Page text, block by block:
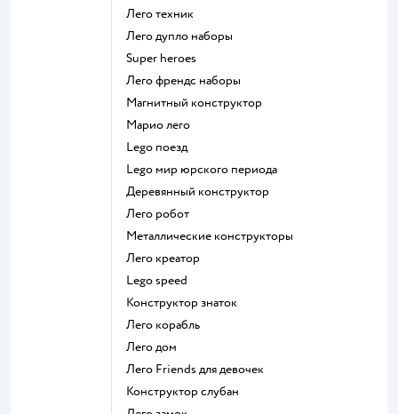
Лего техник
Лего дупло наборы
Super heroes
Лего френдс наборы
Магнитный конструктор
Марио лего
Lego поезд
Lego мир юрского периода
Деревянный конструктор
Лего робот
Металлические конструкторы
Лего креатор
Lego speed
Конструктор знаток
Лего корабль
Лего дом
Лего Friends для девочек
Конструктор слубан